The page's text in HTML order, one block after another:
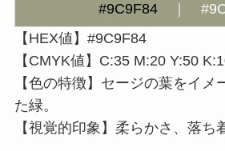
#9C9F84
【HEX値】#9C9F84
【CMYK値】C:35 M:20 Y:50
【色の特徴】セージの葉をイメ
た緑。
【視覚的印象】柔らかさ、落ち